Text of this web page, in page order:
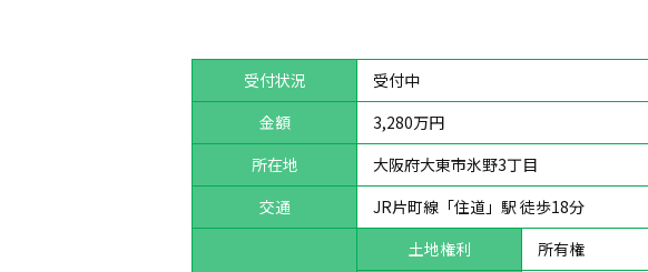
受付状況
受付中
金額
3,280万円
所在地
大阪府大東市氷野3丁目
交通
JR片町線「住道」駅 徒歩18分
土地権利
所有権